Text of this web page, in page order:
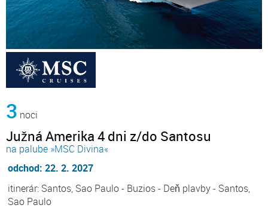
3 noci
Južná Amerika 4 dni z/do Santosu
na palube »MSC Divina«
odchod: 22. 2. 2027
itinerár: Santos, Sao Paulo - Buzios - Deň plavby - Santos,
Sao Paulo